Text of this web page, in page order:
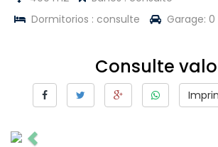
Dormitorios : consulte
Garage: 0
Consulte